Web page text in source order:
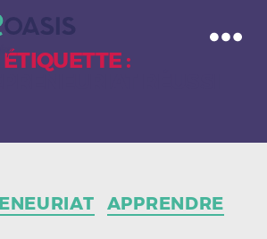
ÉTIQUETTE :
APPRENDRE